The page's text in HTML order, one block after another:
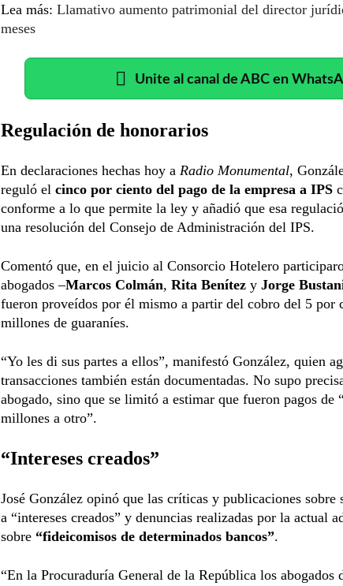
Lea más: Llamativo aumento patrimonial del director
meses
Unite al canal de ABC en
Regulación de honorarios
En declaraciones hechas hoy a Radio Monumental,
reguló el cinco por ciento del pago de la empresa a IPS
conforme a lo que permite la ley y añadió que esa
una resolución del Consejo de Administración del IPS.
Comentó que, en el juicio al Consorcio Hotelero
abogados –Marcos Colmán, Rita Benítez y Jorge
fueron proveídos por él mismo a partir del cobro del 5 por
millones de guaraníes.
“Yo les di sus partes a ellos”, manifestó González, quien
transacciones también están documentadas. No supo
abogado, sino que se limitó a estimar que fueron pagos de
millones a otro”.
“Intereses creados”
José González opinó que las críticas y publicaciones sobre
a “intereses creados” y denuncias realizadas por la actual
sobre “fideicomisos de determinados bancos”.
“En la Procuraduría General de la República los abogados